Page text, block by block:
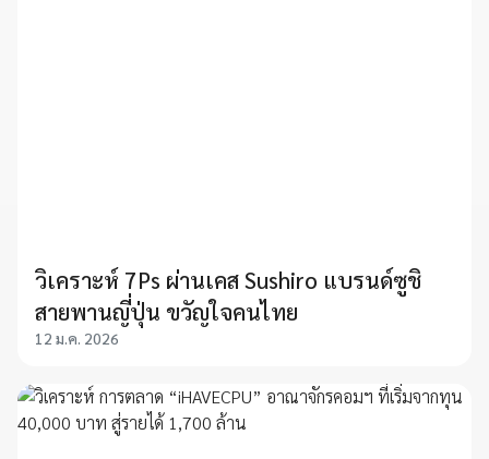
วิเคราะห์ 7Ps ผ่านเคส Sushiro แบรนด์ซูชิ
สายพานญี่ปุ่น ขวัญใจคนไทย
12 ม.ค. 2026